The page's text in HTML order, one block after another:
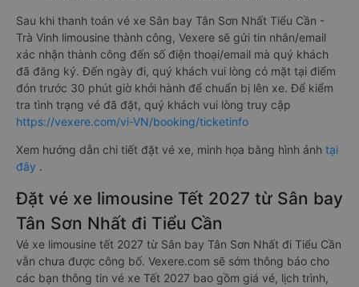
Sau khi thanh toán vé xe Sân bay Tân Sơn Nhất Tiểu Cần -
Trà Vinh limousine thành công, Vexere sẽ gửi tin nhắn/email
xác nhận thành công đến số điện thoại/email mà quý khách
đã đăng ký. Đến ngày đi, quý khách vui lòng có mặt tại điểm
đón trước 30 phút giờ khởi hành để chuẩn bị lên xe. Để kiểm
tra tình trạng vé đã đặt, quý khách vui lòng truy cập
https://vexere.com/vi-VN/booking/ticketinfo
Xem hướng dẫn chi tiết đặt vé xe, minh họa bằng hình ảnh tại
đây .
Đặt vé xe limousine Tết 2027 từ Sân bay
Tân Sơn Nhất đi Tiểu Cần
Vé xe limousine tết 2027 từ Sân bay Tân Sơn Nhất đi Tiểu Cần
vẫn chưa được công bố. Vexere.com sẽ sớm thông báo cho
các bạn thông tin vé xe Tết 2027 bao gồm giá vé, lịch trình,